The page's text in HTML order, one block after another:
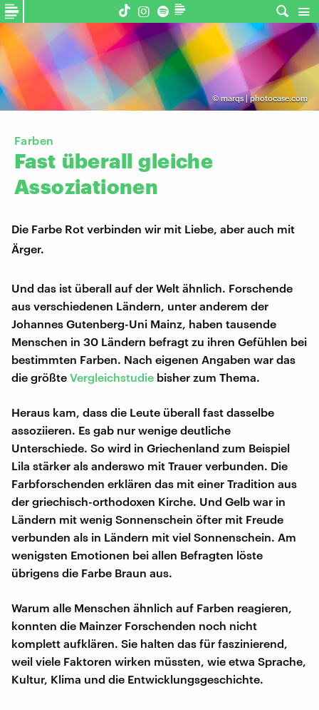
©marqs | photocase.com
Farben
Fast überall gleiche
Assoziationen
Die Farbe Rot verbinden wir mit Liebe, aber auch mit
Ärger.
Und das ist überall auf der Welt ähnlich. Forschende
aus verschiedenen Ländern, unter anderem der
Johannes Gutenberg-Uni Mainz, haben tausende
Menschen in 30 Ländern befragt zu ihren Gefühlen bei
bestimmten Farben. Nach eigenen Angaben war das
die größte Vergleichstudie bisher zum Thema.
Heraus kam, dass die Leute überall fast dasselbe
assoziieren. Es gab nur wenige deutliche
Unterschiede. So wird in Griechenland zum Beispiel
Lila stärker als anderswo mit Trauer verbunden. Die
Farbforschenden erklären das mit einer Tradition aus
der griechisch-orthodoxen Kirche. Und Gelb war in
Ländern mit wenig Sonnenschein öfter mit Freude
verbunden als in Ländern mit viel Sonnenschein. Am
wenigsten Emotionen bei allen Befragten löste
übrigens die Farbe Braun aus.
Warum alle Menschen ähnlich auf Farben reagieren,
konnten die Mainzer Forschenden noch nicht
komplett aufklären. Sie halten das für faszinierend,
weil viele Faktoren wirken müssten, wie etwa Sprache,
Kultur, Klima und die Entwicklungsgeschichte.